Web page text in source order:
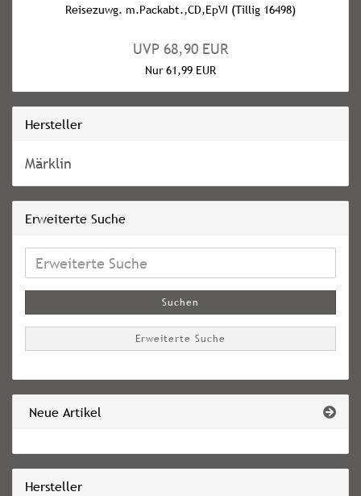
Reisezuwg. m.Packabt.,CD,EpVI (Tillig 16498)
UVP 68,90 EUR
Nur 61,99 EUR
Hersteller
Märklin
Erweiterte Suche
Erweiterte
Suche
Suchen
Erweiterte Suche
Neue Artikel
Hersteller